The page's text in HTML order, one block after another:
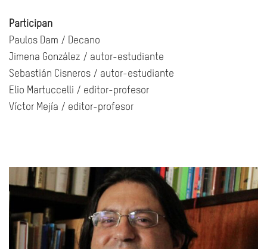
Participan
Paulos Dam / Decano
Jimena González / autor-estudiante
Sebastián Cisneros / autor-estudiante
Elio Martuccelli / editor-profesor
Víctor Mejía / editor-profesor